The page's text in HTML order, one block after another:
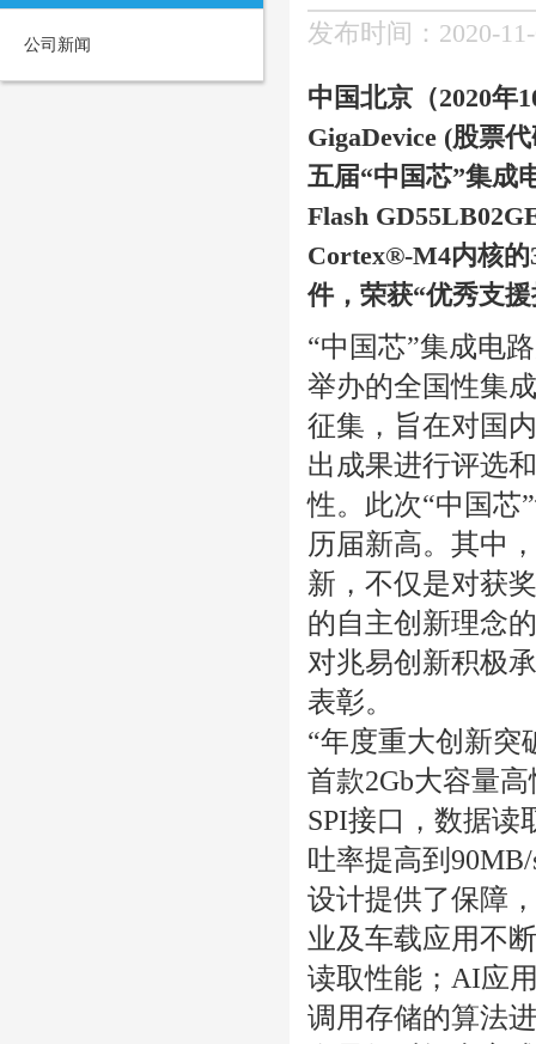
公司新闻 发布时间：2020-
中国北京（2020年
GigaDevice (股票
五届“中国芯”集成
Flash
Cortex®-M4内核的
件，荣获“优秀支
“中国芯”集成电
举办的全国性集
征集，旨在对国
出成果进行评选
性。此次“中国芯
历届新高。其中
新，不仅是对获
的自主创新理念
对兆易创新积极
表彰。
“年度重大创新突
首款2Gb大容量高
SPI接口，数据读
吐率提高到
设计提供了保障
业及车载应用不
读取性能；AI应
调用存储的算法